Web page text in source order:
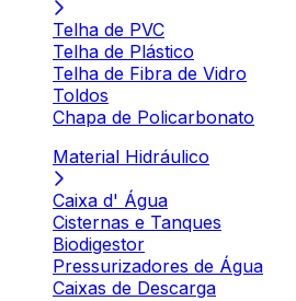
Telha de PVC
Telha de Plástico
Telha de Fibra de Vidro
Toldos
Chapa de Policarbonato
Material Hidráulico
Caixa d' Água
Cisternas e Tanques
Biodigestor
Pressurizadores de Água
Caixas de Descarga